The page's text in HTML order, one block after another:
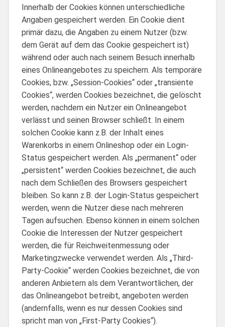
Innerhalb der Cookies können unterschiedliche
Angaben gespeichert werden. Ein Cookie dient
primär dazu, die Angaben zu einem Nutzer (bzw.
dem Gerät auf dem das Cookie gespeichert ist)
während oder auch nach seinem Besuch innerhalb
eines Onlineangebotes zu speichern. Als temporäre
Cookies, bzw. „Session-Cookies“ oder „transiente
Cookies“, werden Cookies bezeichnet, die gelöscht
werden, nachdem ein Nutzer ein Onlineangebot
verlässt und seinen Browser schließt. In einem
solchen Cookie kann z.B. der Inhalt eines
Warenkorbs in einem Onlineshop oder ein Login-
Status gespeichert werden. Als „permanent“ oder
„persistent“ werden Cookies bezeichnet, die auch
nach dem Schließen des Browsers gespeichert
bleiben. So kann z.B. der Login-Status gespeichert
werden, wenn die Nutzer diese nach mehreren
Tagen aufsuchen. Ebenso können in einem solchen
Cookie die Interessen der Nutzer gespeichert
werden, die für Reichweitenmessung oder
Marketingzwecke verwendet werden. Als „Third-
Party-Cookie“ werden Cookies bezeichnet, die von
anderen Anbietern als dem Verantwortlichen, der
das Onlineangebot betreibt, angeboten werden
(andernfalls, wenn es nur dessen Cookies sind
spricht man von „First-Party Cookies“).